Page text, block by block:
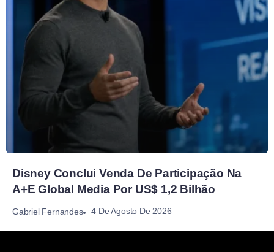
Disney Conclui Venda De Participação Na
A+E Global Media Por US$ 1,2 Bilhão
Gabriel Fernandes 4 De Agosto De 2026